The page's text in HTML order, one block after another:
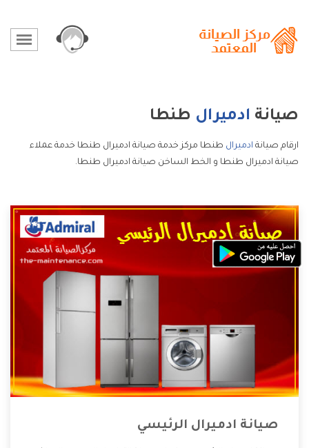
صيانة ادميرال طنطا
ارقام صيانة ادميرال طنطا مركز خدمة صيانة ادميرال طنطا خدمة عملاء
صيانة ادميرال طنطا و الخط الساخن صيانة ادميرال طنطا.
صيانة ادميرال الرئيسي